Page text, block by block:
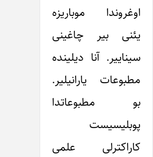
اوغروندا موباریزه
یئنی بیر چاغینی
سیناییر. آنا دیلینده
مطبوعات یارانیلیر.
بو مطبوعاتدا
پوبلیسیست
کاراکترلی علمی